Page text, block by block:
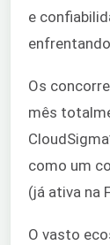
e
Os
mês
como um
(já ativa na
O vasto